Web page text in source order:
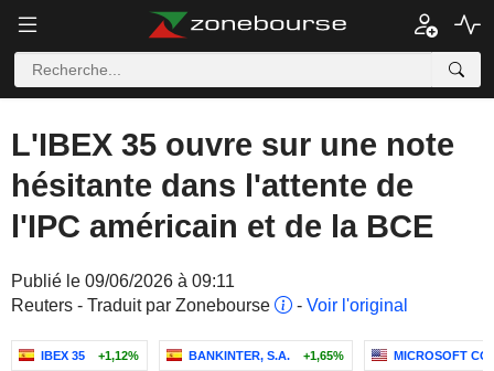
L'IBEX 35 ouvre sur une note
hésitante dans l'attente de
l'IPC américain et de la BCE
Publié le 09/06/2026 à 09:11
Reuters - Traduit par Zonebourse
- Voir l'original
IBEX 35 +1,12% BANKINTER, S.A. +1,65% MICROSOFT